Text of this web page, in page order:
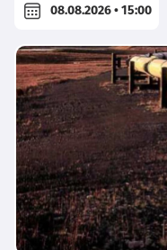
08.08.2026 • 15:00